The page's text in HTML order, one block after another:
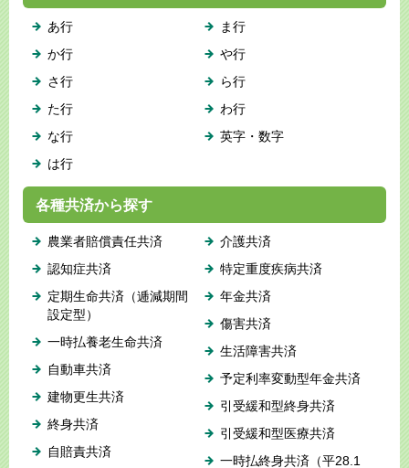
あ行
か行
さ行
た行
な行
は行
ま行
や行
ら行
わ行
英字・数字
各種共済から探す
農業者賠償責任共済
認知症共済
定期生命共済（逓減期間
設定型）
一時払養老生命共済
自動車共済
建物更生共済
終身共済
自賠責共済
介護共済
特定重度疾病共済
年金共済
傷害共済
生活障害共済
予定利率変動型年金共済
引受緩和型終身共済
引受緩和型医療共済
一時払終身共済（平28.1